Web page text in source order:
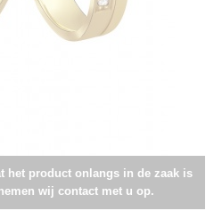
het product onlangs in de zaak is
wij contact met u op.